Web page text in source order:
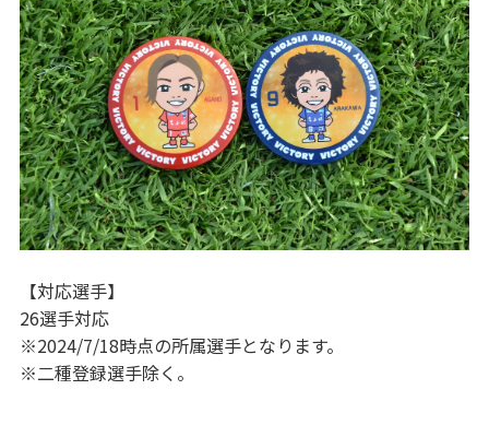
【対応選手】
26選手対応
※2024/7/18時点の所属選手となります。
※二種登録選手除く。